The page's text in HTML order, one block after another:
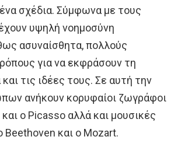
σχέδια. Σύμφωνα με τους
υψηλή νοημοσύνη
ασυναίσθητα, πολλούς
για να εκφράσουν τη
τις ιδέες τους. Σε αυτή την
ανήκουν κορυφαίοι ζωγράφοι
ο Picasso αλλά και μουσικές
Beethoven και ο Mozart.